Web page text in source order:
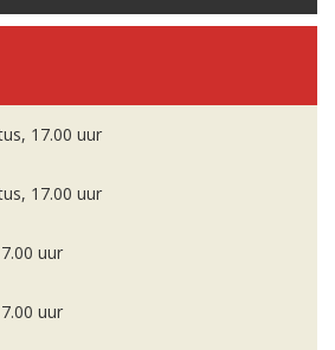
17.00 uur
17.00 uur
uur
uur